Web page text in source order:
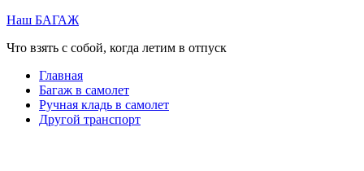
Перейти
содержимому
Наш БАГАЖ
Что взять с собой, когда летим в отпуск
Главная
Багаж в самолет
Ручная кладь в самолет
Другой транспорт